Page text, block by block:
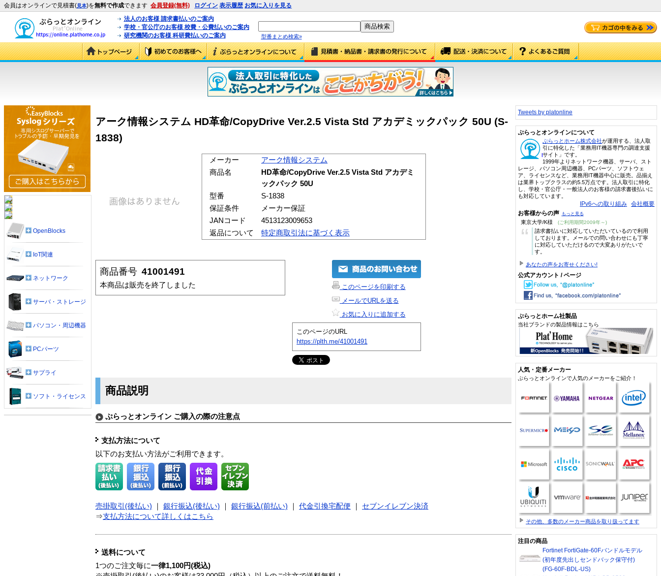
会員はオンラインで見積書(見本)を無料で作成できます 会員登録(無料) ログイン 表示履歴 お気に入りを見る
法人のお客様 請求書払いのご案内
学校・官公庁のお客様 校費・公費払いのご案内
研究機関のお客様 科研費払いのご案内
型番まとめ検索»
アーク情報システム HD革命/CopyDrive Ver.2.5 Vista Std アカデミックパック 50U (S-
1838)
メーカー
アーク情報システム
商品名
HD革命/CopyDrive Ver.2.5 Vista Std アカデミ
ックパック 50U
型番
S-1838
保証条件
メーカー保証
JANコード
4513123009653
返品について
特定商取引法に基づく表示
商品番号 41001491
本商品は販売を終了しました
このページを印刷する
メールでURLを送る
お気に入りに追加する
このページのURL
https://plth.me/41001491
商品説明
ぷらっとオンライン ご購入の際の注意点
支払方法について
以下のお支払い方法がご利用できます。
売掛取引(後払い) 銀行振込(後払い) 銀行振込(前払い) 代金引換宅配便
セブンイレブン決済
⇒支払方法について詳しくはこちら
送料について
1つのご注文毎に一律1,100円(税込)
OpenBlocks
IoT関連
ネットワーク
サーバ・ストレージ
パソコン・周辺機器
PCパーツ
サプライ
ソフト・ライセンス
Tweets by platonline
ぷらっとオンラインについて
ぷらっとホーム株式会社が運用する、法人取
引に特化した「業務用IT機器専門の調達支援
サイト」です。
1999年よりネットワーク機器、サーバ、スト
レージ、パソコン周辺機器、PCパーツ、ソフトウェ
ア、ライセンスなど、業務用IT機器中心に販売。品揃え
は業界トップクラスの約5.5万点です。法人取引に特化
し、学校・官公庁・一般法人のお客様の請求書後払いに
も対応しています。
IPv6への取り組み 会社概要
お客様からの声 もっと見る
東京大学/K様 (ご利用期間2009年～)
“
請求書払いに対応していただいているので利用
しております。メールでの問い合わせにも丁寧
に対応していただけるので大変ありがたいで
す。
あなたの声をお寄せください!
公式アカウント / ページ
ぷらっとホーム社製品
当社ブランドの製品情報はこちら
人気・定番メーカー
ぷらっとオンラインで人気のメーカーをご紹介！
その他、多数のメーカー商品を取り扱ってます
注目の商品
Fortinet FortiGate-60Fバンドルモデル
(初年度先出しセンドバック保守付)
(FG-60F-BDL-US)